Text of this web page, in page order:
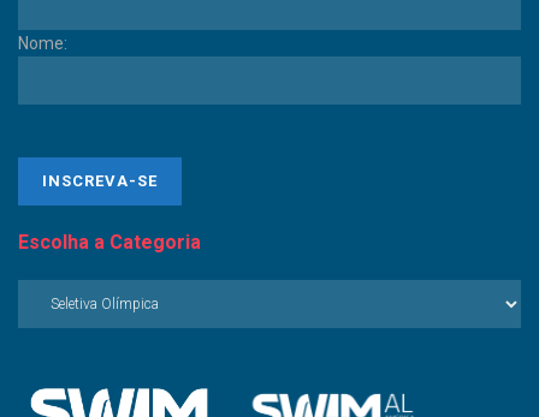
Nome:
Escolha a Categoria